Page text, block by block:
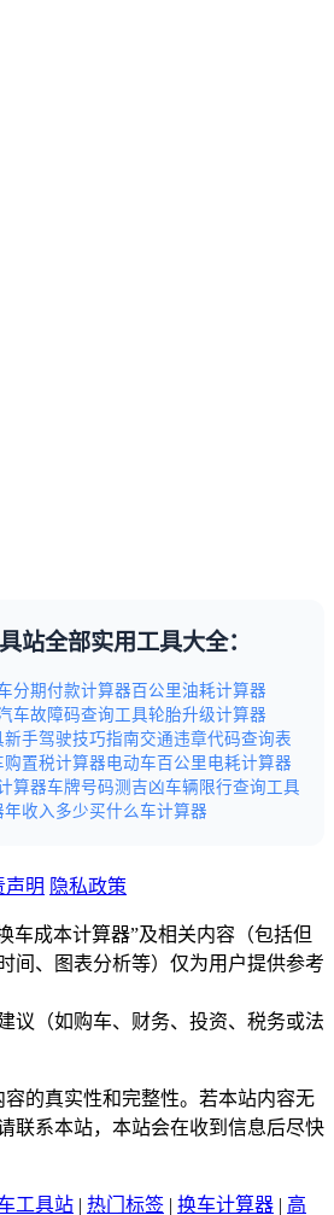
站全部实用工具大全：
分期付款计算器百公里油耗计算器
车故障码查询工具轮胎升级计算器
新手驾驶技巧指南交通违章代码查询表
购置税计算器电动车百公里电耗计算器
算器车牌号码测吉凶车辆限行查询工具
年收入多少买什么车计算器
声明 隐私政策
车成本计算器”及相关内容（包括但
间、图表分析等）仅为用户提供参考
议（如购车、财务、投资、税务或法
容的真实性和完整性。若本站内容无
联系本站，本站会在收到信息后尽快
工具站 | 热门标签 | 换车计算器 | 高